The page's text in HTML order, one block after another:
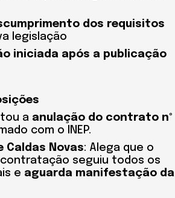
dos requisitos
legislação
iniciada após a publicação
a anulação do contrato nº
com o INEP.
Caldas Novas: Alega que o
seguiu todos os
e aguarda manifestação da